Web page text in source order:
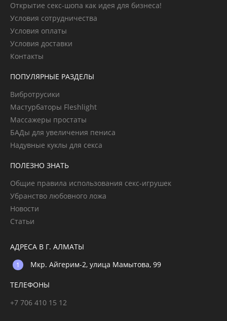
Открытие секс-шопа как идея для бизнеса!
Условия сотрудничества
Условия оплаты
Условия доставки
Контакты
ПОПУЛЯРНЫЕ РАЗДЕЛЫ
Вибротрусики
Мастурбаторы Fleshlight
Массажеры простаты
БАДы для увеличения пениса
Надувные куклы для секса
ПОЛЕЗНО ЗНАТЬ
Общие правила использования секс-игрушек
Убранство любовного ложа
Новости
Статьи
АДРЕСА В Г. АЛМАТЫ
Мкр. Айгерим-2, улица Мамытова, 99
ТЕЛЕФОНЫ
+7 706 410 15 12